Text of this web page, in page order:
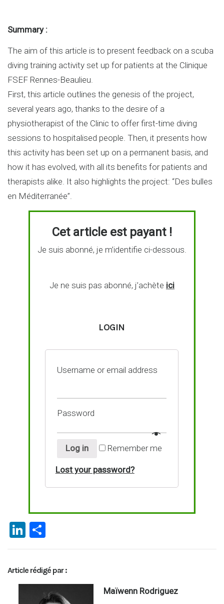
Summary :
The aim of this article is to present feedback on a scuba
diving training activity set up for patients at the Clinique
FSEF Rennes-Beaulieu.
First, this article outlines the genesis of the project,
several years ago, thanks to the desire of a
physiotherapist of the Clinic to offer first-time diving
sessions to hospitalised people. Then, it presents how
this activity has been set up on a permanent basis, and
how it has evolved, with all its benefits for patients and
therapists alike. It also highlights the project: “Des bulles
en Méditerranée”.
Cet article est payant !
Je suis abonné, je m’identifie ci-dessous.
Je ne suis pas abonné, j’achète ici
LOGIN
Username or email address
Password
Log in Remember me
Lost your password?
Li
n
ke
dI
ar
ta
g
er
Article rédigé par :
Maïwenn Rodriguez